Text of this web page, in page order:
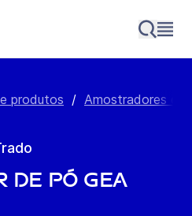
produtos / Amostradores de
Pó GEA